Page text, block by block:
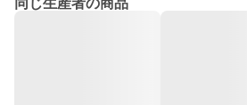
同じ生産者の商品